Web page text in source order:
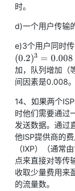
时。
d)一个用户传输
e)3个用户同时
(0.2)3 = 0.008
加，队列增加（
间因素是0.008。
14、如果两个
时他们需要通过
发送数据。通过
他ISP提供商的
（IXP）（通常
点来直接对等传
收取少量费用来
的流量数。